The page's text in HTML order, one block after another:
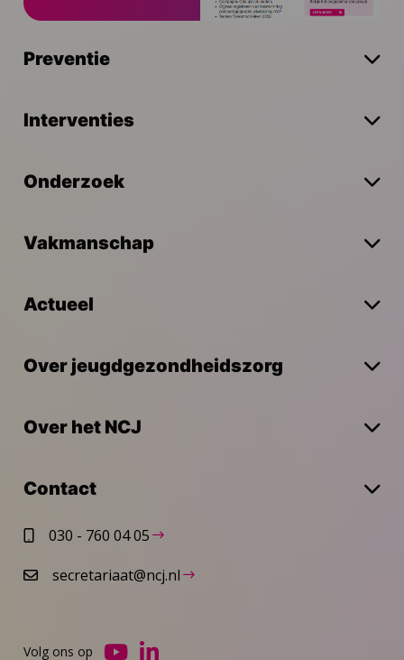
Preventie
Interventies
Onderzoek
Vakmanschap
Actueel
Over jeugdgezondheidszorg
Over het NCJ
Contact
030 - 760 04 05
secretariaat@ncj.nl
Volg ons op